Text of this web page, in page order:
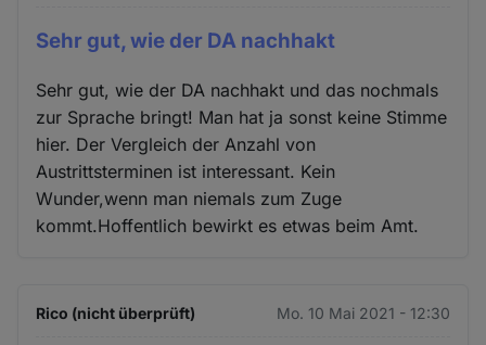
Sehr gut, wie der DA nachhakt
Sehr gut, wie der DA nachhakt und das nochmals
zur Sprache bringt! Man hat ja sonst keine Stimme
hier. Der Vergleich der Anzahl von
Austrittsterminen ist interessant. Kein
Wunder,wenn man niemals zum Zuge
kommt.Hoffentlich bewirkt es etwas beim Amt.
Rico (nicht überprüft) Mo. 10 Mai 2021 - 12:30